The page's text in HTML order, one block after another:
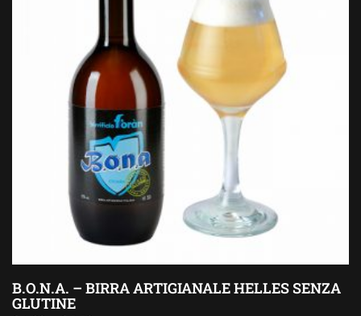
B.O.N.A. – BIRRA ARTIGIANALE HELLES SENZA
GLUTINE